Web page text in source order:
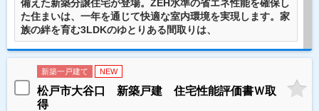
備えた新築分譲住宅が登場。ZEH水準の省エネ性能を確保し
た住まいは、一年を通じて快適な室内環境を実現します。家
族の絆を育む3LDKのゆとりある間取りは、
新築一戸建て NEW
松戸市大谷口 新築戸建 住宅性能評価書Ｗ取
得